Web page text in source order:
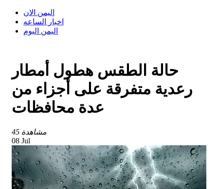
اليمن الان
اخبار الساعه
اليمن اليوم
حالة الطقس هطول أمطار
رعدية متفرقة على أجزاء من
عدة محافظات
45 مشاهدة
08 Jul